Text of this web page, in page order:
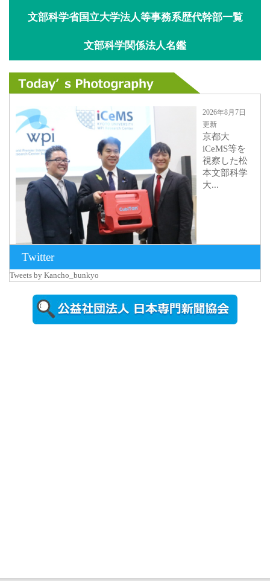
文部科学省国立大学法人等事務系歴代幹部一覧
文部科学関係法人名鑑
2026年8月7日
更新
京都大
iCeMS等を
視察した松
本文部科学
大...
2026年8月5日
更新
農工大で大
Twitter
Tweets by Kancho_bunkyo